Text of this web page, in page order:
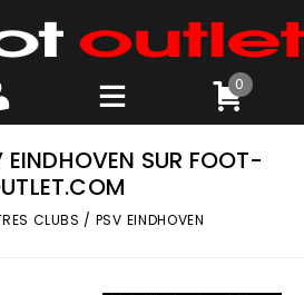
0
EINDHOVEN SUR FOOT-
CLUBS / PSV EINDHOVEN